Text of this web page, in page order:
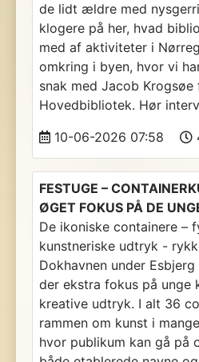
de lidt ældre med
klogere på her, hvad
med af aktiviteter i
omkring i byen, hvor vi
snak med Jacob Krogsøe
Hovedbibliotek. Hør
10-06-2026 07:58
FESTUGE –
ØGET FOKUS PÅ DE
De ikoniske containere –
kunstneriske udtryk -
Dokhavnen under
der ekstra fokus på unge
kreative udtryk. I alt 36
rammen om kunst i
hvor publikum kan gå på